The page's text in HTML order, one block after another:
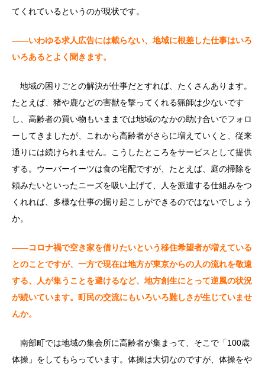
てくれているというのが現状です。
――いわゆる求人広告には載らない、地域に根差した仕事はいろ
いろあるとよく聞きます。
地域の困りごとの解決が仕事だとすれば、たくさんあります。
たとえば、猪や鹿などの害獣を撃ってくれる猟師は少ないです
し、高齢者の買い物もいままでは地域のなかの助け合いでフォロ
ーしてきましたが、これから高齢者がさらに増えていくと、従来
通りには続けられません。こうしたところをサービスとして提供
する。ウーバーイーツは食の宅配ですが、たとえば、庭の掃除を
頼みたいといったニーズを吸い上げて、人を派遣する仕組みをつ
くれれば、多様な仕事の掘り起こしができるのではないでしょう
か。
――コロナ禍で空き家を借りたいという移住希望者が増えている
とのことですが、一方で現在は地方が東京からの人の流れを敬遠
する、人が集うことを避けるなど、地方創生にとって逆風の状況
が続いています。町民の交流にもいろいろ難しさが生じていませ
んか。
南部町では地域の集会所に高齢者が集まって、そこで「100歳
体操」をしてもらっています。体操は大切なのですが、体操をや